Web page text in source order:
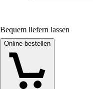
Bequem liefern lassen
Online bestellen